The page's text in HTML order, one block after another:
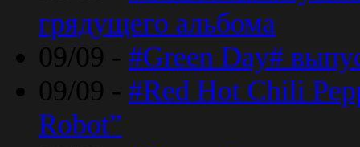
грядущего альбома
09/09 - #Green Day#
09/09 - #Red Hot Chili
Robot”